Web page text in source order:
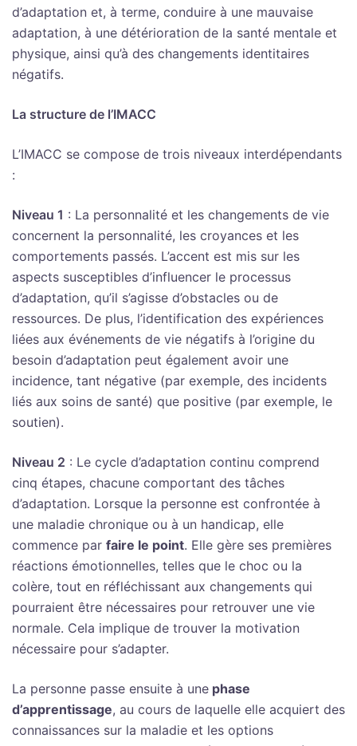
d’adaptation et, à terme, conduire à une mauvaise
adaptation, à une détérioration de la santé mentale et
physique, ainsi qu’à des changements identitaires
négatifs.
La structure de l’IMACC
L’IMACC se compose de trois niveaux interdépendants
:
Niveau 1 : La personnalité et les changements de vie
concernent la personnalité, les croyances et les
comportements passés. L’accent est mis sur les
aspects susceptibles d’influencer le processus
d’adaptation, qu’il s’agisse d’obstacles ou de
ressources. De plus, l’identification des expériences
liées aux événements de vie négatifs à l’origine du
besoin d’adaptation peut également avoir une
incidence, tant négative (par exemple, des incidents
liés aux soins de santé) que positive (par exemple, le
soutien).
Niveau 2 : Le cycle d’adaptation continu comprend
cinq étapes, chacune comportant des tâches
d’adaptation. Lorsque la personne est confrontée à
une maladie chronique ou à un handicap, elle
commence par faire le point. Elle gère ses premières
réactions émotionnelles, telles que le choc ou la
colère, tout en réfléchissant aux changements qui
pourraient être nécessaires pour retrouver une vie
normale. Cela implique de trouver la motivation
nécessaire pour s’adapter.
La personne passe ensuite à une phase
d’apprentissage, au cours de laquelle elle acquiert des
connaissances sur la maladie et les options